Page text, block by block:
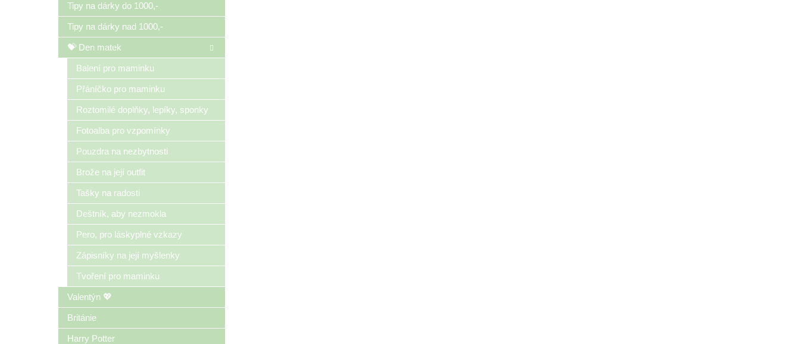
Tipy na dárky do 1000,-
Tipy na dárky nad 1000,-
💝 Den matek
Balení pro maminku
Přáníčko pro maminku
Roztomilé doplňky, lepíky, sponky
Fotoalba pro vzpomínky
Pouzdra na nezbytnosti
Brože na její outfit
Tašky na radosti
Deštník, aby nezmokla
Pero, pro láskyplné vzkazy
Zápisníky na její myšlenky
Tvoření pro maminku
Valentýn 💖
Británie
Harry Potter